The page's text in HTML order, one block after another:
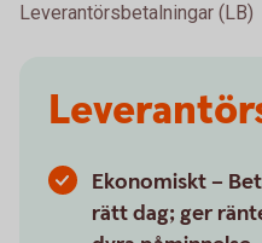
Leverantörsbetalningar (LB)
Ekonomiskt –
rätt dag; ger